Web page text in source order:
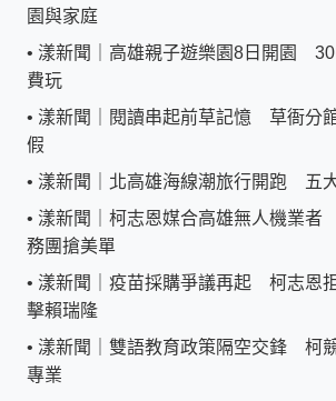
園與家庭
• 漾新聞｜高雄親子遊樂園8日開園
費玩
• 漾新聞｜閱讀串起前草記憶 草衙分
假
• 漾新聞｜北高雄海線潮旅行開跑 五
• 漾新聞｜柯志恩媒合高雄無人機業
務團搶美單
• 漾新聞｜疫苗採購爭議再起 柯志恩
擊賴瑞隆
• 漾新聞｜雙語教育政策隔空交鋒 柯
專業